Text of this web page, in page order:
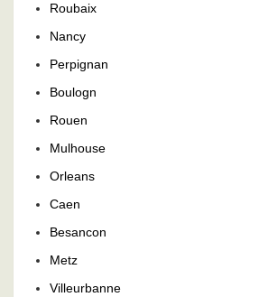
Roubaix
Nancy
Perpignan
Boulogn
Rouen
Mulhouse
Orleans
Caen
Besancon
Metz
Villeurbanne